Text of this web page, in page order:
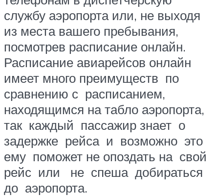
службу аэропорта или, не выходя
из места вашего пребывания,
посмотрев расписание онлайн.
Расписание авиарейсов онлайн
имеет много преимуществ по
сравнению с расписанием,
находящимся на табло аэропорта,
так каждый пассажир знает о
задержке рейса и возможно это
ему поможет не опоздать на свой
рейс или не спеша добираться
до аэропорта.